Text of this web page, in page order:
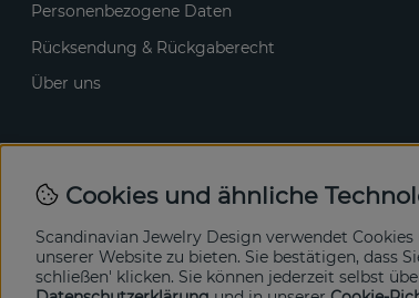
Personenbezogene Daten
Rücksendung & Rückgaberecht
Über uns
Cookies und ähnliche
Scandinavian Jewelry Design verwendet
unserer Website zu bieten. Sie bestätigen, dass
schließen' klicken. Sie können jederzeit selbst